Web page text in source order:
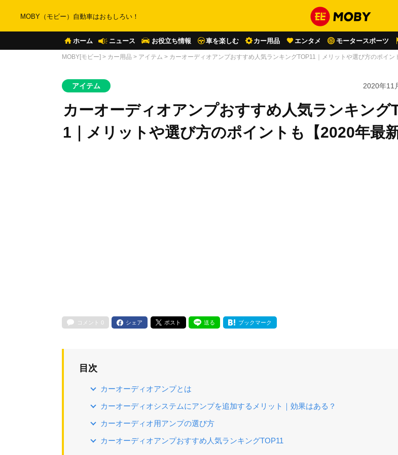
MOBY（モビー）自動車はおもしろい！
ホーム ニュース お役立ち情報 車を楽しむ カー用品 エンタメ モータースポーツ
MOBY[モビー] > カー用品 > アイテム > カーオーディオアンプおすすめ人気ランキングTOP11｜メリットや選び方のポイン
アイテム 2020年11
カーオーディオアンプおすすめ人気ランキング
1｜メリットや選び方のポイントも【2020年最新
コメント 0 シェア ポスト 送る ブックマーク
目次
カーオーディオアンプとは
カーオーディオシステムにアンプを追加するメリット｜効果はある？
カーオーディオ用アンプの選び方
カーオーディオアンプおすすめ人気ランキングTOP11